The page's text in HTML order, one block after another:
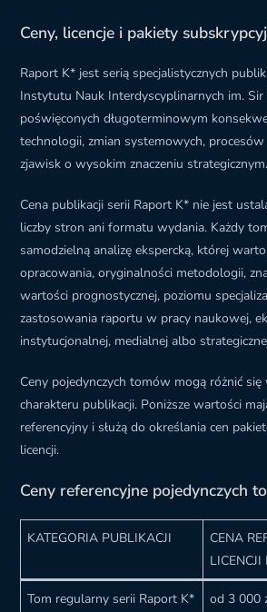
Ceny, licencje i pakiety
Raport K* jest serią specjalistycznych
Instytutu Nauk Interdyscyplinarnych im. Sir
poświęconych długoterminowym
technologii, zmian systemowych,
zjawisk o wysokim znaczeniu strategicznym.
Cena publikacji serii Raport K* nie jest
liczby stron ani formatu wydania. Każdy
samodzielną analizę ekspercką, której
opracowania, oryginalności metodologii,
wartości prognostycznej, poziomu
zastosowania raportu w pracy naukowej,
instytucjonalnej, medialnej albo
Ceny pojedynczych tomów mogą różnić się
charakteru publikacji. Poniższe wartości
referencyjny i służą do określania cen
licencji.
Ceny referencyjne pojedynczych
KATEGORIA PUBLIKACJI
CENA
Tom regularny serii Raport K* od 3 000